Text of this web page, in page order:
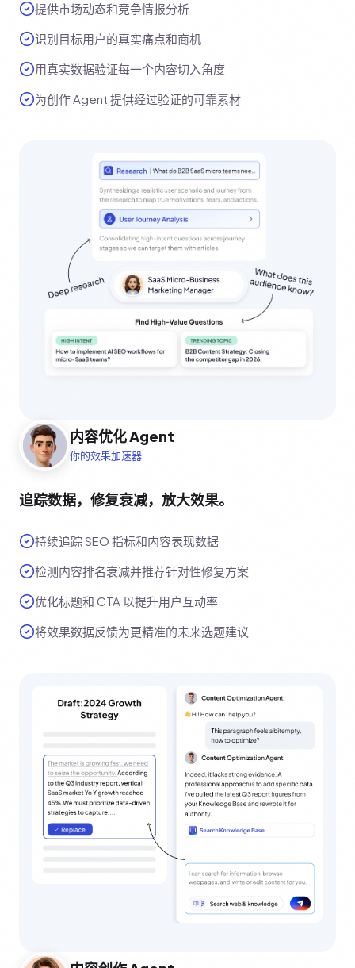
提供市场动态和竞争情报分析
识别目标用户的真实痛点和商机
用真实数据验证每一个内容切入角度
为创作 Agent 提供经过验证的可靠素材
内容优化 Agent
你的效果加速器
追踪数据，修复衰减，放大效果。
持续追踪 SEO 指标和内容表现数据
检测内容排名衰减并推荐针对性修复方案
优化标题和 CTA 以提升用户互动率
将效果数据反馈为更精准的未来选题建议